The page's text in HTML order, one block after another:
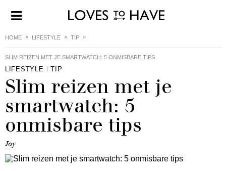
HOME LIFESTYLE TIP
SLIM REIZEN MET JE SMARTWATCH: 5 ONMISBARE TIPS
LIFESTYLE TIP
Slim reizen met je
smartwatch: 5
onmisbare tips
Joy